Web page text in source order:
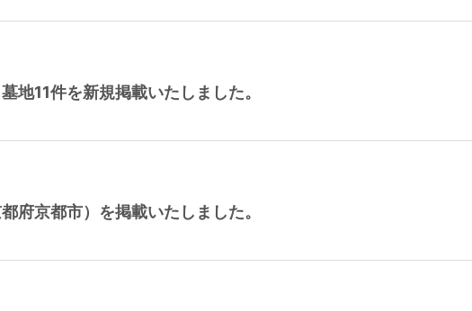
地11件を新規掲載いたしました。
京都市）を掲載いたしました。